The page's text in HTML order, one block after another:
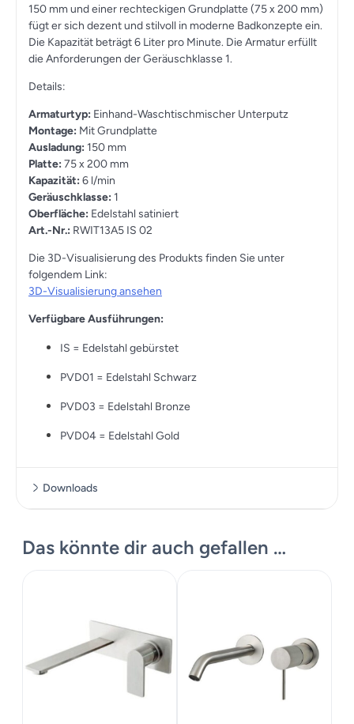
150 mm und einer rechteckigen Grundplatte (75 x 200 mm)
fügt er sich dezent und stilvoll in moderne Badkonzepte ein.
Die Kapazität beträgt 6 Liter pro Minute. Die Armatur erfüllt
die Anforderungen der Geräuschklasse 1.
Details:
Armaturtyp: Einhand-Waschtischmischer Unterputz
Montage: Mit Grundplatte
Ausladung: 150 mm
Platte: 75 x 200 mm
Kapazität: 6 l/min
Geräuschklasse: 1
Oberfläche: Edelstahl satiniert
Art.-Nr.: RWIT13A5 IS 02
Die 3D-Visualisierung des Produkts finden Sie unter
folgendem Link:
3D-Visualisierung ansehen
Verfügbare Ausführungen:
IS = Edelstahl gebürstet
PVD01 = Edelstahl Schwarz
PVD03 = Edelstahl Bronze
PVD04 = Edelstahl Gold
Downloads
Das könnte dir auch gefallen …